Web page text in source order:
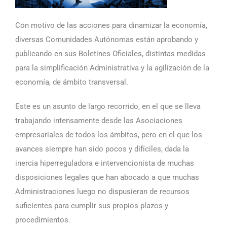
Con motivo de las acciones para dinamizar la economía,
diversas Comunidades Autónomas están aprobando y
publicando en sus Boletines Oficiales, distintas medidas
para la simplificación Administrativa y la agilización de la
economía, de ámbito transversal.
Este es un asunto de largo recorrido, en el que se lleva
trabajando intensamente desde las Asociaciones
empresariales de todos los ámbitos, pero en el que los
avances siempre han sido pocos y difíciles, dada la
inercia hiperreguladora e intervencionista de muchas
disposiciones legales que han abocado a que muchas
Administraciones luego no dispusieran de recursos
suficientes para cumplir sus propios plazos y
procedimientos.